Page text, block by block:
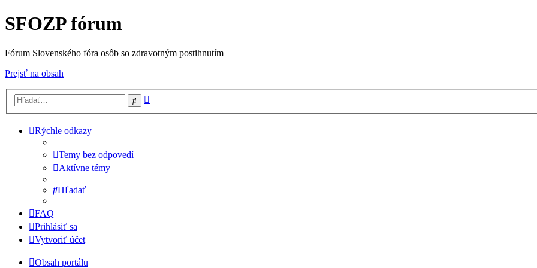
SFOZP fórum
Fórum Slovenského fóra osôb so zdravotným postihnutím
Prejsť na obsah
Hľadať
Rýchle odkazy
Temy bez odpovedí
Aktívne témy
Hľadať
FAQ
Prihlásiť sa
Vytvoriť účet
Obsah portálu